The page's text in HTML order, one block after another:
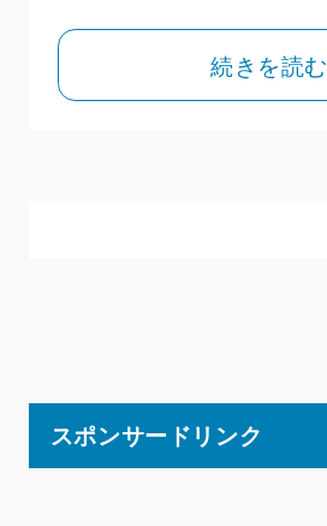
続きを読む
スポンサードリンク